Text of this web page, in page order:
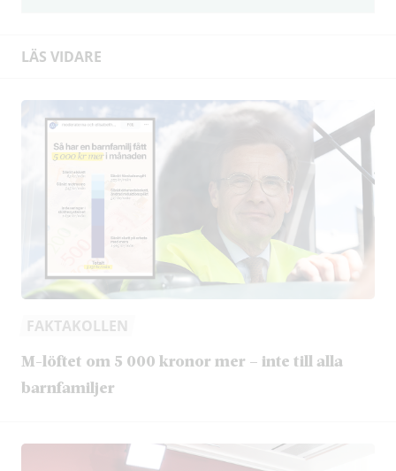
LÄS VIDARE
FAKTAKOLLEN
M-löftet om 5 000 kronor mer – inte till alla
barnfamiljer